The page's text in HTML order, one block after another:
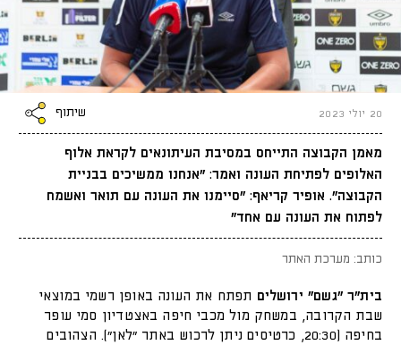
20 יולי 2023 שיתוף
מאמן הקבוצה התייחס במסיבת העיתונאים לקראת אלוף
האלופים לפתיחת העונה ואמר: "אנחנו ממשיכים בבניית
הקבוצה". אופיר קריאף: "סיימנו את העונה עם תואר ואשמח
לפתוח את העונה עם אחד"
כותב: מערכת האתר
בית"ר "גשם" ירושלים תפתח את העונה באופן רשמי במוצאי
שבת הקרובה, במשחק מול מכבי חיפה באצטדיון סמי עופר
בחיפה (20:30, כרטיסים ניתן לרכוש באתר "לאן"). הצהובים